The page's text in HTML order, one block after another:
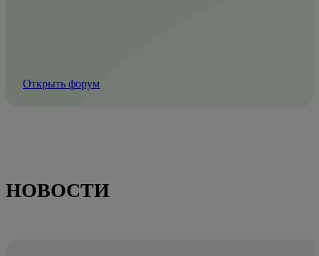
Открыть форум
НОВОСТИ